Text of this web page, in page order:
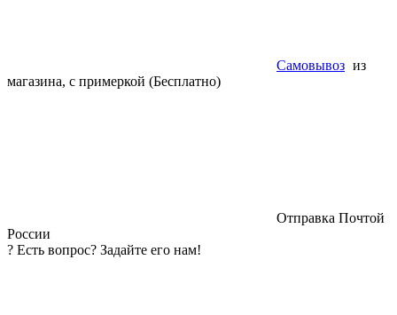
Самовывоз из
магазина, с примеркой (Бесплатно)
Отправка Почтой
России
? Есть вопрос? Задайте его нам!